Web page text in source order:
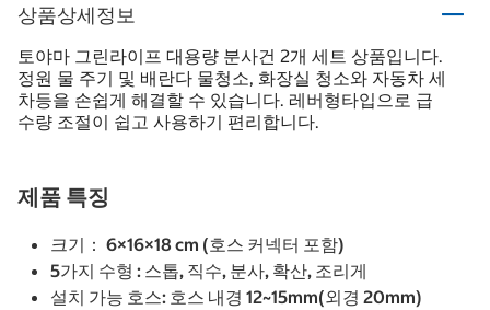
상품상세정보
토야마 그린라이프 대용량 분사건 2개 세트 상품입니다.
정원 물 주기 및 배란다 물청소, 화장실 청소와 자동차 세
차등을 손쉽게 해결할 수 있습니다. 레버형타입으로 급
수량 조절이 쉽고 사용하기 편리합니다.
제품 특징
크기： 6×16×18 cm (호스 커넥터 포함)
5가지 수형 : 스톱, 직수, 분사, 확산, 조리게
설치 가능 호스: 호스 내경 12~15mm(외경 20mm)